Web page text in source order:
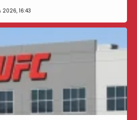
2026, 16:43